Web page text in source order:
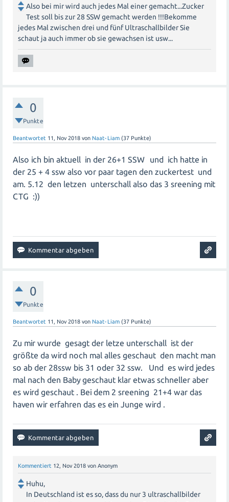
Also bei mir wird auch jedes Mal einer gemacht...Zucker
Test soll bis zur 28 SSW gemacht werden !!!Bekomme
jedes Mal zwischen drei und fünf Ultraschallbilder Sie
schaut ja auch immer ob sie gewachsen ist usw...
0
Punkte
Beantwortet 11, Nov 2018 von Naat-Liam (37 Punkte)
Also ich bin aktuell in der 26+1 SSW und ich hatte in
der 25 + 4 ssw also vor paar tagen den zuckertest und
am. 5.12 den letzen unterschall also das 3 sreening mit
CTG :))
0
Punkte
Beantwortet 11, Nov 2018 von Naat-Liam (37 Punkte)
Zu mir wurde gesagt der letze unterschall ist der
größte da wird noch mal alles geschaut den macht man
so ab der 28ssw bis 31 oder 32 ssw. Und es wird jedes
mal nach den Baby geschaut klar etwas schneller aber
es wird geschaut . Bei dem 2 sreening 21+4 war das
haven wir erfahren das es ein Junge wird .
Kommentiert 12, Nov 2018 von Anonym
Huhu,
In Deutschland ist es so, dass du nur 3 ultraschallbilder